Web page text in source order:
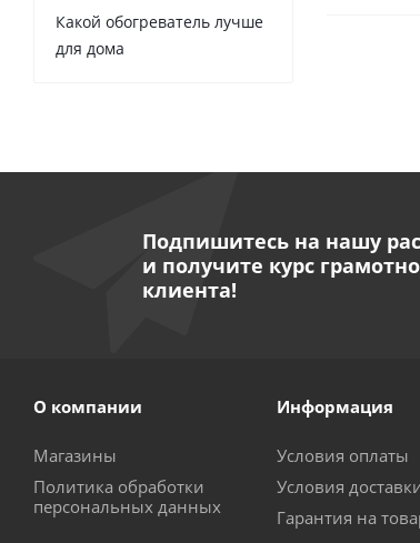
Какой обогреватель лучше
для дома
Подпишитесь на нашу
и получите курс
клиента!
О компании
Магазины
Политика обработки
персональных данных
Информация
Условия оплаты
Условия
Гарантия на